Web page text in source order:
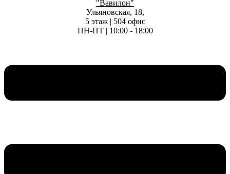
"Вавилон"
Ульяновская, 18,
5 этаж | 504 офис
ПН-ПТ | 10:00 - 18:00